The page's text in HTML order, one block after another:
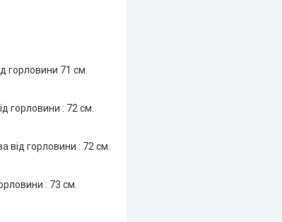
горловини 71 см.
горловини : 72 см.
від горловини : 72 см.
: 73 см.